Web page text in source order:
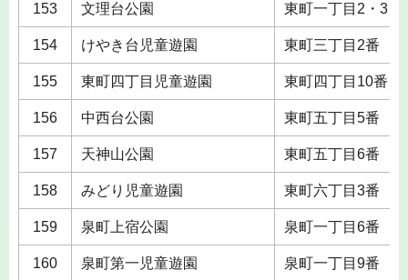
153 文理台公園 東町一丁目2・3・
154 けやき台児童遊園 東町三丁目2番
155 東町四丁目児童遊園 東町四丁目10番
156 中西台公園 東町五丁目5番
157 天神山公園 東町五丁目6番
158 みどり児童遊園 東町六丁目3番
159 泉町上宿公園 泉町一丁目6番
160 泉町第一児童遊園 泉町一丁目9番